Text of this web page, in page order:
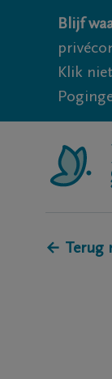
Blijf
Klik
← Terug